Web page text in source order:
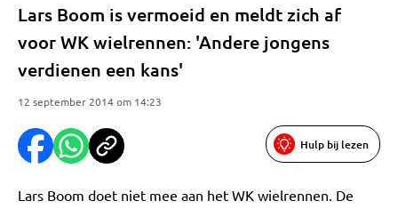
Lars Boom is vermoeid en meldt zich af
voor WK wielrennen: 'Andere jongens
verdienen een kans'
12 september 2014 om 14:23
Hulp bij lezen
Lars Boom doet niet mee aan het WK wielrennen. De